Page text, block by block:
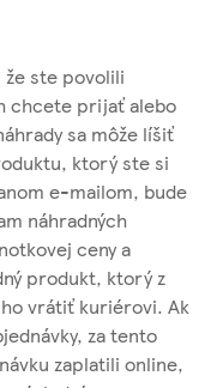
že ste povolili
chcete prijať alebo
sa môže líšiť
ktorý ste si
e-mailom, bude
náhradných
ceny a
produkt, ktorý z
vrátiť kuriérovi. Ak
za tento
zaplatili online,